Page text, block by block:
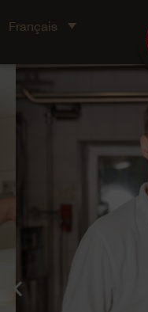
Français